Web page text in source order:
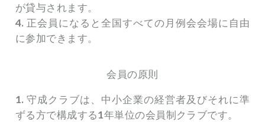
が貸与されます。
4. 正会員になると全国すべての月例会会場に自由
に参加できます。
会員の原則
1. 守成クラブは、中小企業の経営者及びそれに準
ずる方で構成する1年単位の会員制クラブです。